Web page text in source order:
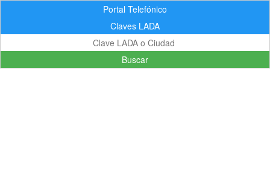
Portal Telefónico
Claves LADA
Buscar